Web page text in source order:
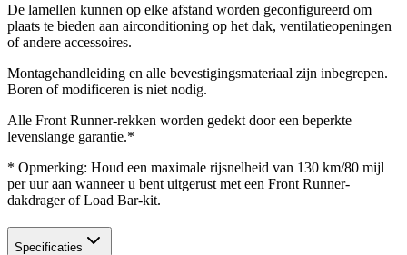
De lamellen kunnen op elke afstand worden geconfigureerd om
plaats te bieden aan airconditioning op het dak, ventilatieopeningen
of andere accessoires.
Montagehandleiding en alle bevestigingsmateriaal zijn inbegrepen.
Boren of modificeren is niet nodig.
Alle Front Runner-rekken worden gedekt door een beperkte
levenslange garantie.*
* Opmerking: Houd een maximale rijsnelheid van 130 km/80 mijl
per uur aan wanneer u bent uitgerust met een Front Runner-
dakdrager of Load Bar-kit.
Specificaties